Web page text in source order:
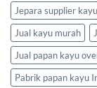
Jepara supplier kayu
Jual kayu murah
Jual papan kayu
Pabrik papan kayu